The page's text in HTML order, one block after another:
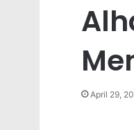
April 29,